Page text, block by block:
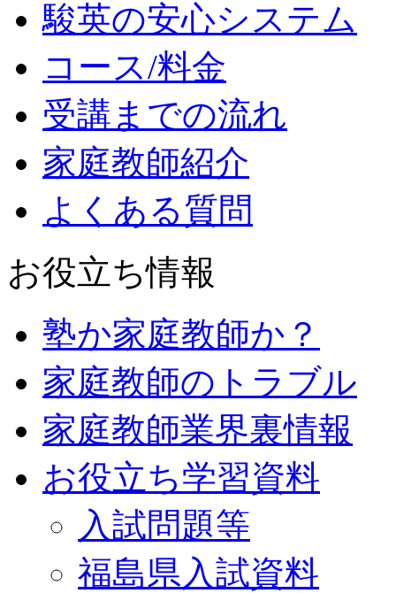
駿英の安心システム
コース/料金
受講までの流れ
家庭教師紹介
よくある質問
お役立ち情報
塾か家庭教師か？
家庭教師のトラブル
家庭教師業界裏情報
お役立ち学習資料
入試問題等
福島県入試資料